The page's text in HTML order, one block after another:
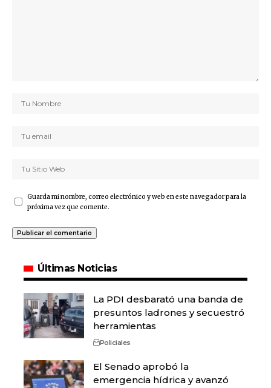
Guarda mi nombre, correo electrónico y web en este navegador para la
próxima vez que comente.
Últimas Noticias
La PDI desbarató una banda de
presuntos ladrones y secuestró
herramientas
Policiales
El Senado aprobó la
emergencia hídrica y avanzó